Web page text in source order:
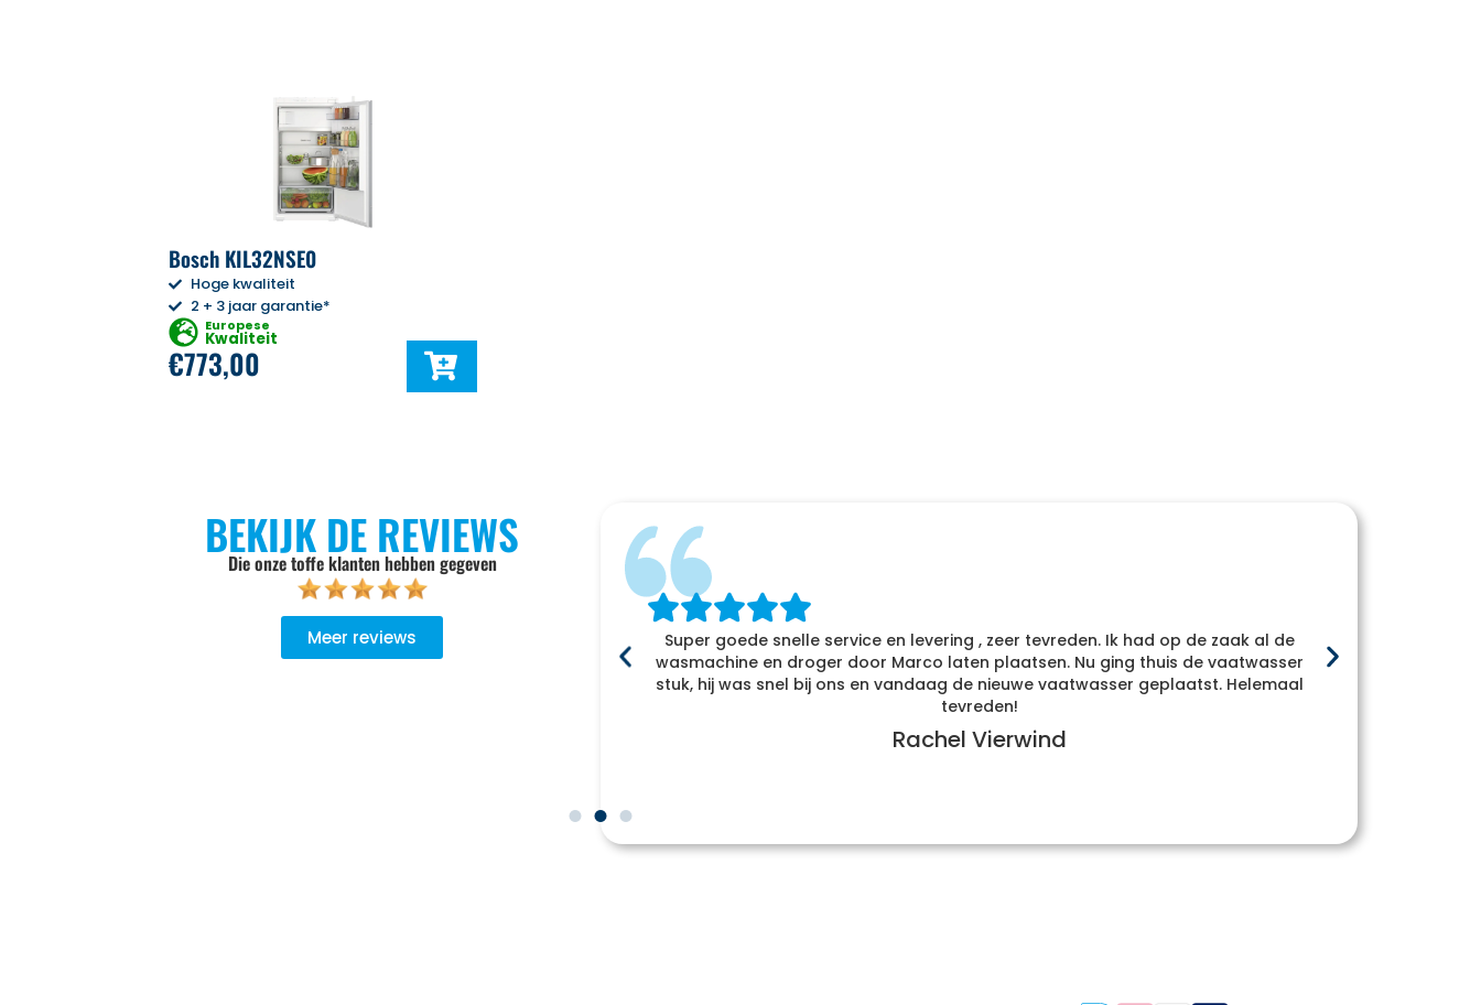
Bosch KIL32NSE0
Hoge kwaliteit
2 + 3 jaar garantie*
Europese
Kwaliteit
€773,00
BEKIJK DE REVIEWS
Die onze toffe klanten hebben gegeven
Meer reviews
geadviseerd, niet opdringerig, de keuze wordt aan je zelf
Super goede snelle service en levering , zeer tevreden. Ik had op de zaak al de
wasmachine en droger door Marco laten plaatsen. Nu ging thuis de vaatwasser
stuk, hij was snel bij ons en vandaag de nieuwe vaatwasser geplaatst. Helemaal
tevreden!
Rachel Vierwind